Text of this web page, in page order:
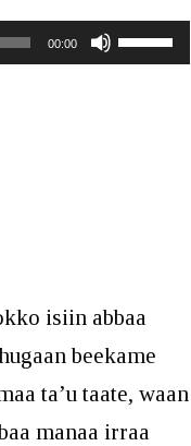
00:00
Use
isiin abbaa
beekame
ta’u taate, waan
manaa irraa